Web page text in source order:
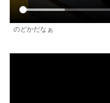
のどかだなぁ